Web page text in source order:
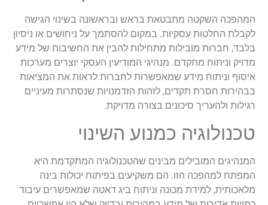
המהפכה השקטה מתבטאת בראש ובראשונה בשינוי הגישה
לקבלת החלטות עסקיות. במקום להסתמך על ניחושים או ניסיון
בלבד, חברות מובילות מתחילות להבין את החשיבות של מידע
מדויק וניתוח מתקדם. מנהיגי המודיעין העסקי יוצרים מערכות
איסוף וניתוח מידע שמאפשרות לחברות לראות את המציאות
בבהירות חסרת תקדים, לזהות הזדמנויות שנסתרות מעיניים
רגילות ולהעריך סיכונים בצורה מדויקת.
טכנולוגיה כמנוע השינוי
המנהיגים המובילים מבינים שהטכנולוגיה המתקדמת היא
המפתח למהפכה הזו. הם משקיעים בפיתוח יכולות בינה
מלאכותית, למידת מכונה וניתוח ביג דאטה שמאפשרים עיבוד